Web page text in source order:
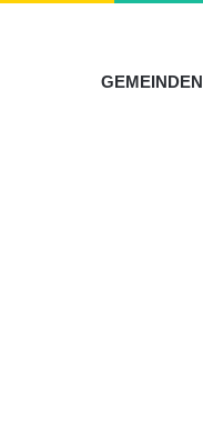
HOMEGEMEINDEN